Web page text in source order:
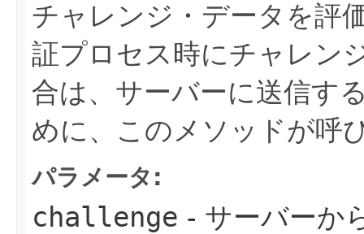
チャレンジ・データを評
証プロセス時にチャレン
合は、サーバーに送信す
めに、このメソッドが呼
パラメータ:
challenge - サーバーか